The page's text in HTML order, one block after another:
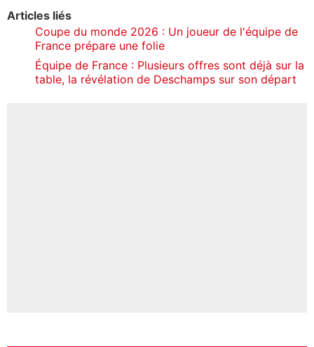
Articles liés
Coupe du monde 2026 : Un joueur de l'équipe de
France prépare une folie
Équipe de France : Plusieurs offres sont déjà sur la
table, la révélation de Deschamps sur son départ